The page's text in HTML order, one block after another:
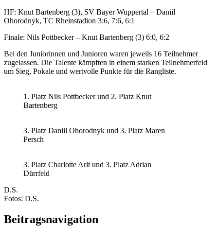
HF: Knut Bartenberg (3), SV Bayer Wuppertal – Daniil
Ohorodnyk, TC Rheinstadion 3:6, 7:6, 6:1
Finale: Nils Pottbecker – Knut Bartenberg (3) 6:0, 6:2
Bei den Juniorinnen und Junioren waren jeweils 16 Teilnehmer
zugelassen. Die Talente kämpften in einem starken Teilnehmerfeld
um Sieg, Pokale und wertvolle Punkte für die Rangliste.
1. Platz Nils Pottbecker und 2. Platz Knut
Bartenberg
3. Platz Daniil Ohorodnyk und 3. Platz Maren
Persch
3. Platz Charlotte Arlt und 3. Platz Adrian
Dürrfeld
D.S.
Fotos: D.S.
Beitragsnavigation